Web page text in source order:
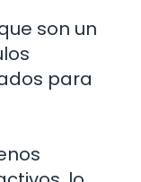
son un
para